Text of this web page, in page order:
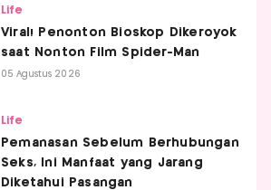
Life
Viral! Penonton Bioskop Dikeroyok
saat Nonton Film Spider-Man
05 Agustus 2026
Life
Pemanasan Sebelum Berhubungan
Seks, Ini Manfaat yang Jarang
Diketahui Pasangan